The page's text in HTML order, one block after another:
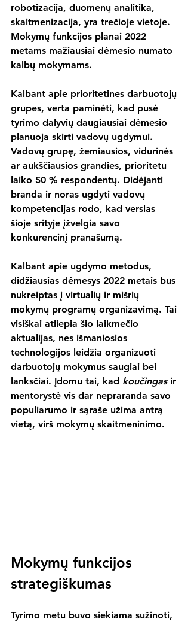
robotizacija, duomenų analitika,
skaitmenizacija, yra trečioje vietoje.
Mokymų funkcijos planai 2022
metams mažiausiai dėmesio numato
kalbų mokymams.
Kalbant apie prioritetines darbuotojų
grupes, verta paminėti, kad pusė
tyrimo dalyvių daugiausiai dėmesio
planuoja skirti vadovų ugdymui.
Vadovų grupę, žemiausios, vidurinės
ar aukščiausios grandies, prioritetu
laiko 50 % respondentų. Didėjanti
branda ir noras ugdyti vadovų
kompetencijas rodo, kad verslas
šioje srityje įžvelgia savo
konkurencinį pranašumą.
Kalbant apie ugdymo metodus,
didžiausias dėmesys 2022 metais bus
nukreiptas į virtualių ir mišrių
mokymų programų organizavimą. Tai
visiškai atliepia šio laikmečio
aktualijas, nes išmaniosios
technologijos leidžia organizuoti
darbuotojų mokymus saugiai bei
lanksčiai. Įdomu tai, kad koučingas ir
mentorystė vis dar nepraranda savo
populiarumo ir sąraše užima antrą
vietą, virš mokymų skaitmeninimo.
Mokymų funkcijos
strategiškumas
Tyrimo metu buvo siekiama sužinoti,